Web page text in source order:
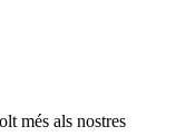
més als nostres